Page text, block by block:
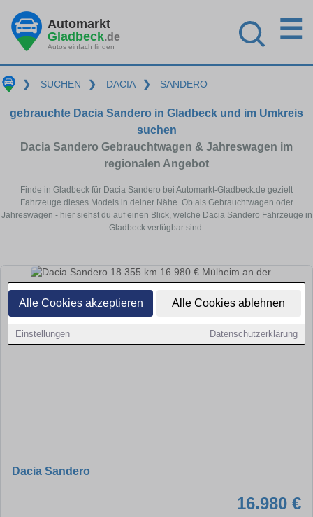
Alle Cookies akzeptieren Alle Cookies ablehnen
Einstellungen Datenschutzerklärung
Automarkt
Gladbeck.de
Autos einfach finden
☰
❯ SUCHEN ❯ DACIA ❯ SANDERO
gebrauchte Dacia Sandero in Gladbeck und im Umkreis
suchen
Dacia Sandero Gebrauchtwagen & Jahreswagen im
regionalen Angebot
Finde in Gladbeck für Dacia Sandero bei Automarkt-Gladbeck.de gezielt
Fahrzeuge dieses Models in deiner Nähe. Ob als Gebrauchtwagen oder
Jahreswagen - hier siehst du auf einen Blick, welche Dacia Sandero Fahrzeuge in
Gladbeck verfügbar sind.
Dacia Sandero
16.980 €